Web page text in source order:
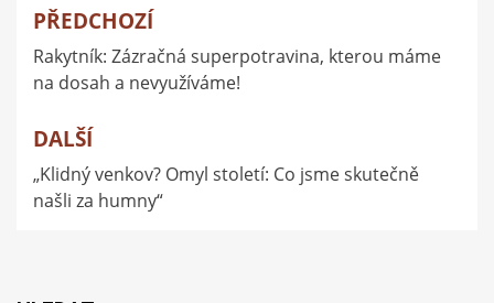
Navigace
pro
příspěvek
PŘEDCHOZÍ
Rakytník: Zázračná superpotravina, kterou máme
na dosah a nevyužíváme!
DALŠÍ
„Klidný venkov? Omyl století: Co jsme skutečně
našli za humny“